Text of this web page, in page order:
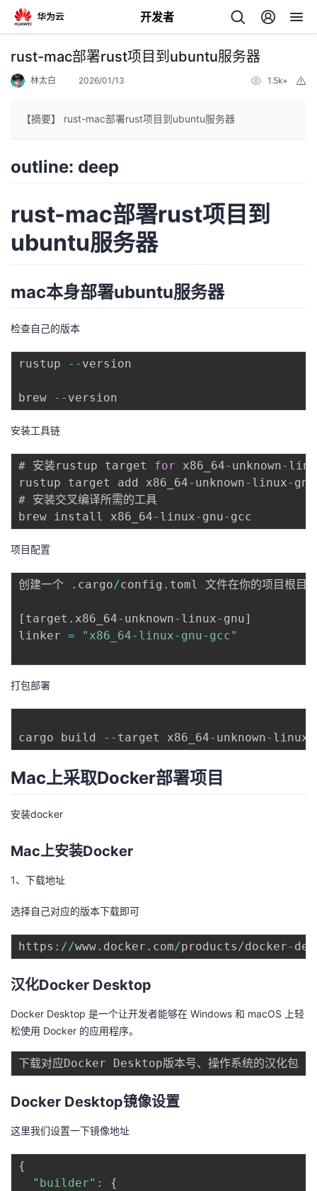
开发者
返
个
主
的
的
客
我
论
坛
的
圈
子
我
的
直
播
我
的
活
动
我
的
关
我
的
发
学
的
我
证
实
验
的
收
藏
我
Programs
的
持
我
的
技
持
我
的
建
议
rust-mac部署rust项目到ubuntu服务器
林太白 2026/01/13 1.5k+
【摘要】 rust-mac部署rust项目到ubuntu服务器
outline: deep
rust-mac部署rust项目到
ubuntu服务器
mac本身部署ubuntu服务器
检查自己的版本
rustup -- version
brew --
安装工具链
# 安装rustup target for x86_64- unknown-
rustup target add x86_64- unknown- linux- gnu
# 安装交叉编译所需的工具
brew install x86_64- linux- gnu-
项目配置
创建一个 . cargo/config . toml 文件在你的项目根目
[ target . x86_64- unknown- linux- gnu]
linker = "x86_64-linux-gnu-gcc"
打包部署
cargo build -- target x86_64- unknown- linux
Mac上采取Docker部署项目
安装docker
Mac上安装Docker
1、下载地址
选择自己对应的版本下载即可
https : //www. docker . com/products/docker-
汉化Docker Desktop
Docker Desktop 是一个让开发者能够在 Windows 和 macOS 上轻
松使用 Docker 的应用程序。
Docker Desktop镜像设置
这里我们设置一下镜像地址
{
"builder" :
{